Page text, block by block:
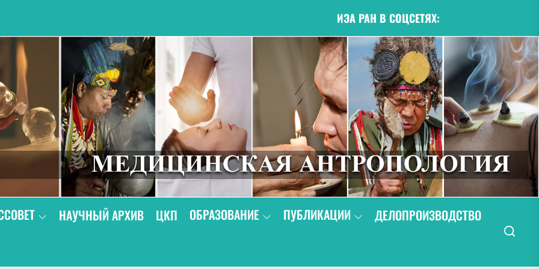
ИЭА РАН В СОЦСЕТЯХ:
НАУЧНЫЙ АРХИВ ЦКП ОБРАЗОВАНИЕ ПУБЛИКАЦИИ
ДЕЛОПРОИЗВОДСТВО